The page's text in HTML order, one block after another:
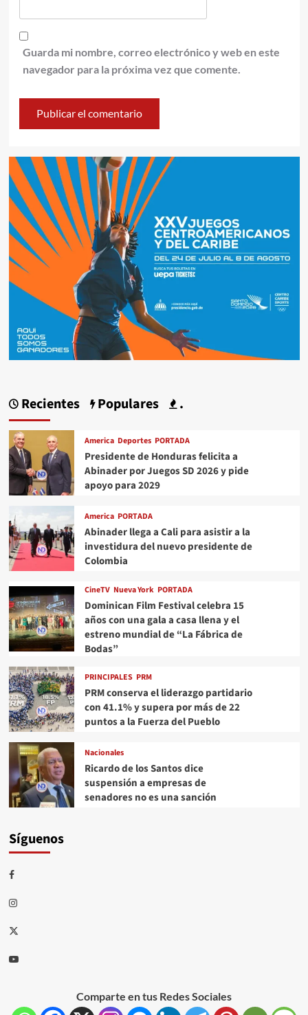
Guarda mi nombre, correo electrónico y web en este
navegador para la próxima vez que comente.
Recientes Populares .
America Deportes PORTADA
Presidente de Honduras felicita a
Abinader por Juegos SD 2026 y pide
apoyo para 2029
America PORTADA
Abinader llega a Cali para asistir a la
investidura del nuevo presidente de
Colombia
CineTV Nueva York PORTADA
Dominican Film Festival celebra 15
años con una gala a casa llena y el
estreno mundial de “La Fábrica de
Bodas”
PRINCIPALES PRM
PRM conserva el liderazgo partidario
con 41.1% y supera por más de 22
puntos a la Fuerza del Pueblo
Nacionales
Ricardo de los Santos dice
suspensión a empresas de
senadores no es una sanción
Síguenos
Comparte en tus Redes Sociales